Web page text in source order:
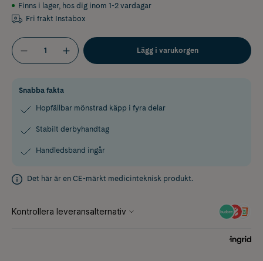
Finns i lager, hos dig inom 1-2 vardagar
Fri frakt Instabox
Lägg i varukorgen
Snabba fakta
Hopfällbar mönstrad käpp i fyra delar
Stabilt derbyhandtag
Handledsband ingår
Det här är en CE-märkt medicinteknisk produkt.